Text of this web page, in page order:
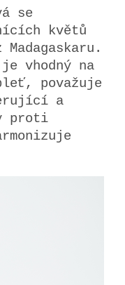
se
květů
vhodný na
považuje
a
proti